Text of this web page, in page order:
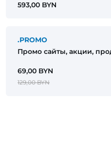
593,00 BYN
.PROMO
Промо сайты, акции,
69,00 BYN
129,00 BYN